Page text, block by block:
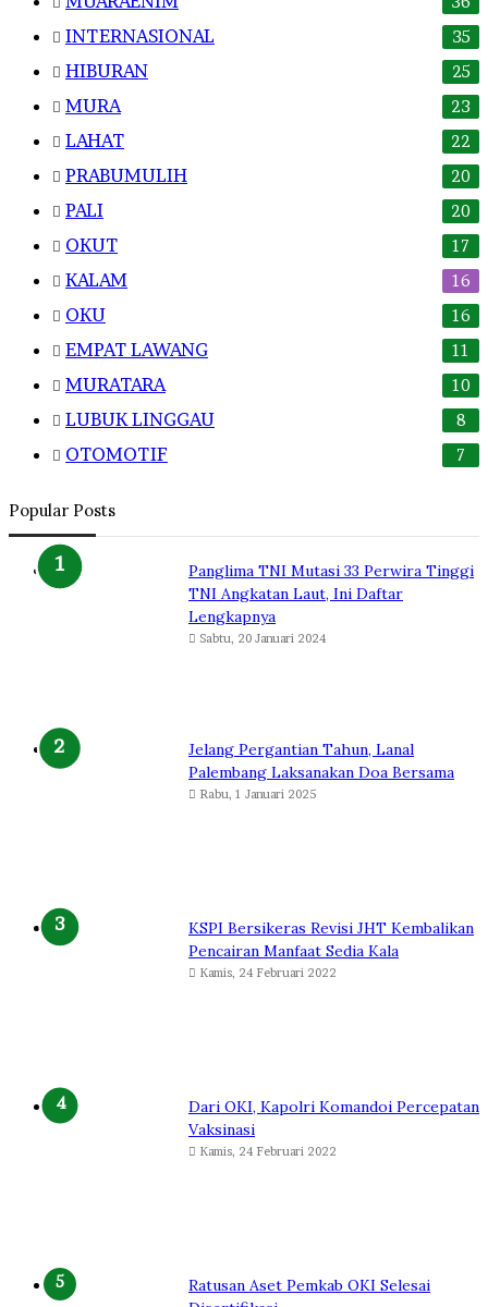
INTERNASIONAL 35
HIBURAN 25
MURA 23
LAHAT 22
PRABUMULIH 20
PALI 20
OKUT 17
KALAM 16
OKU 16
EMPAT LAWANG 11
MURATARA 10
LUBUK LINGGAU 8
OTOMOTIF 7
Popular Posts
Panglima TNI Mutasi 33 Perwira Tinggi
TNI Angkatan Laut, Ini Daftar
Lengkapnya
Sabtu, 20 Januari 2024
Jelang Pergantian Tahun, Lanal
Palembang Laksanakan Doa Bersama
Rabu, 1 Januari 2025
KSPI Bersikeras Revisi JHT Kembalikan
Pencairan Manfaat Sedia Kala
Kamis, 24 Februari 2022
Dari OKI, Kapolri Komandoi Percepatan
Vaksinasi
Kamis, 24 Februari 2022
Ratusan Aset Pemkab OKI Selesai